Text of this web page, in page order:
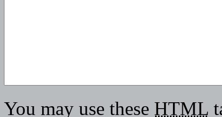
You may use these HTML